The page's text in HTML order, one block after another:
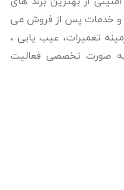
و خدمات پس از فروش می
تعمیرات، عیب یابی ،
صورت تخصصی فعالیت